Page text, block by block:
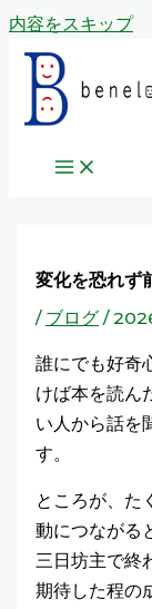
内容をスキップ
変化を恐れず
/ ブログ/
誰にでも好奇
けば本を読ん
い人から話を
す。
ところが、た
動につながる
三日坊主で終
期待した程の